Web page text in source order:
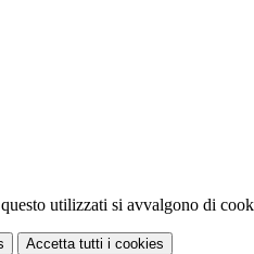
utilizzati si avvalgono di
Accetta tutti i cookies